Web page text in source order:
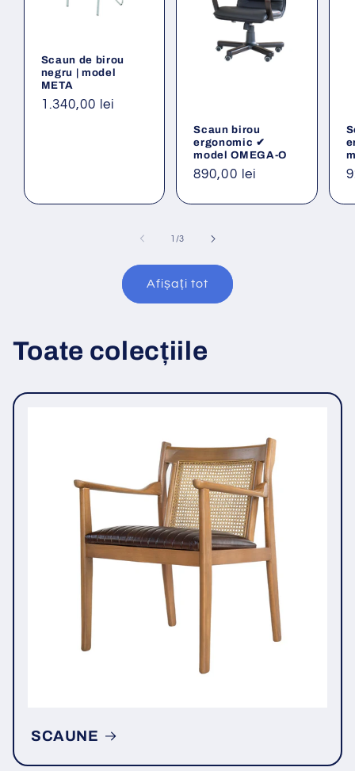
Scaun de birou
negru | model
META
Preț
1.340,00 lei
Scaun birou
ergonomic ✔
model OMEGA-O
Preț
890,00 lei
1 /din
3
Afișați tot
Toate colecțiile
SCAUNE